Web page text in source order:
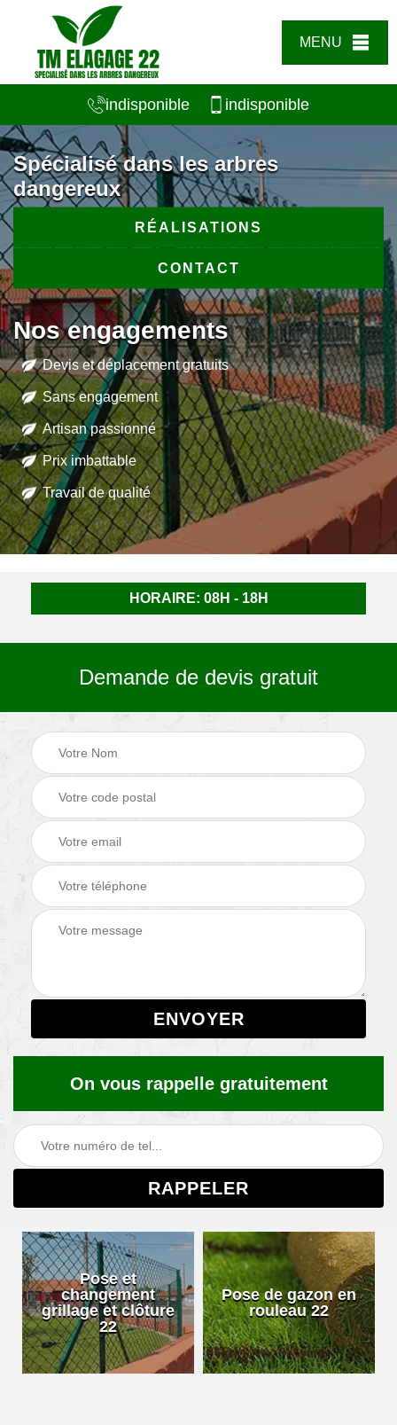
MENU
indisponible indisponible
Spécialisé dans les arbres
dangereux
RÉALISATIONS
CONTACT
Nos engagements
Devis et déplacement gratuits
Sans engagement
Artisan passionné
Prix imbattable
Travail de qualité
HORAIRE: 08H - 18H
Demande de devis gratuit
On vous rappelle gratuitement
Pose et
changement
grillage et clôture
22
Pose de gazon en
rouleau 22